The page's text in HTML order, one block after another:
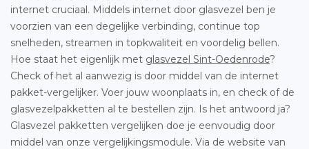
internet cruciaal. Middels internet door glasvezel ben je
voorzien van een degelijke verbinding, continue top
snelheden, streamen in topkwaliteit en voordelig bellen.
Hoe staat het eigenlijk met glasvezel Sint-Oedenrode?
Check of het al aanwezig is door middel van de internet
pakket-vergelijker. Voer jouw woonplaats in, en check of de
glasvezelpakketten al te bestellen zijn. Is het antwoord ja?
Glasvezel pakketten vergelijken doe je eenvoudig door
middel van onze vergelijkingsmodule. Via de website van